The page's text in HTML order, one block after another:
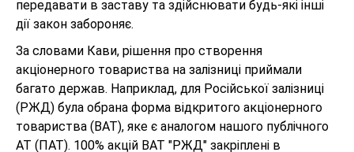
передавати в заставу та здійснювати будь-які інші
дії закон забороняє.
За словами Кави, рішення про створення
акціонерного товариства на залізниці приймали
багато держав. Наприклад, для Російської залізниці
(РЖД) була обрана форма відкритого акціонерного
товариства (ВАТ), яке є аналогом нашого публічного
АТ (ПАТ). 100% акцій ВАТ "РЖД" закріплені в